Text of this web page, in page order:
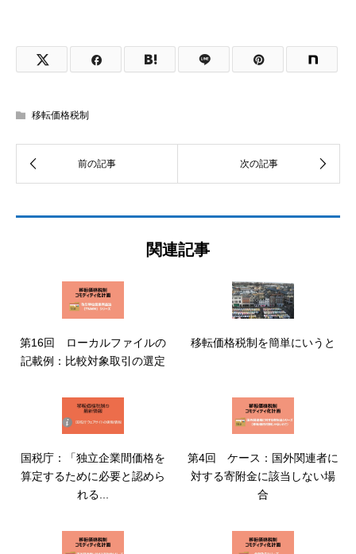
移転価格税制
関連記事
第16回 ローカルファイルの
記載例：比較対象取引の選定
移転価格税制を簡単にいうと
国税庁：「独立企業間価格を
算定するために必要と認めら
れる...
第4回 ケース：国外関連者に
対する寄附金に該当しない場
合